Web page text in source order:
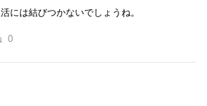
には結びつかないでしょうね。
0